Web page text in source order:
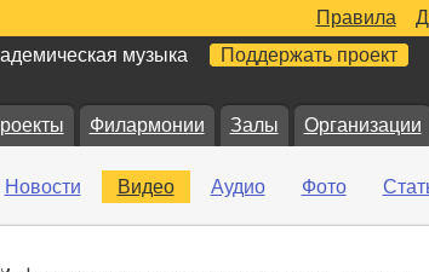
Правила
музыка Поддержать проект
Филармонии Залы Организации
Новости Видео Аудио Фото